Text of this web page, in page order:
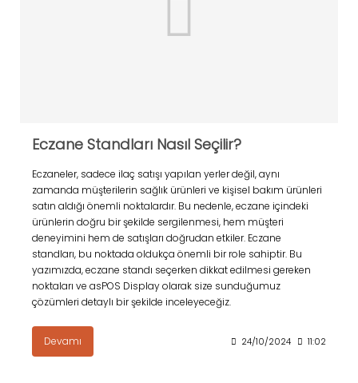
Eczane Standları Nasıl Seçilir?
Eczaneler, sadece ilaç satışı yapılan yerler değil, aynı
zamanda müşterilerin sağlık ürünleri ve kişisel bakım ürünleri
satın aldığı önemli noktalardır. Bu nedenle, eczane içindeki
ürünlerin doğru bir şekilde sergilenmesi, hem müşteri
deneyimini hem de satışları doğrudan etkiler. Eczane
standları, bu noktada oldukça önemli bir role sahiptir. Bu
yazımızda, eczane standı seçerken dikkat edilmesi gereken
noktaları ve asPOS Display olarak size sunduğumuz
çözümleri detaylı bir şekilde inceleyeceğiz.
Devamı 24/10/2024 11:02